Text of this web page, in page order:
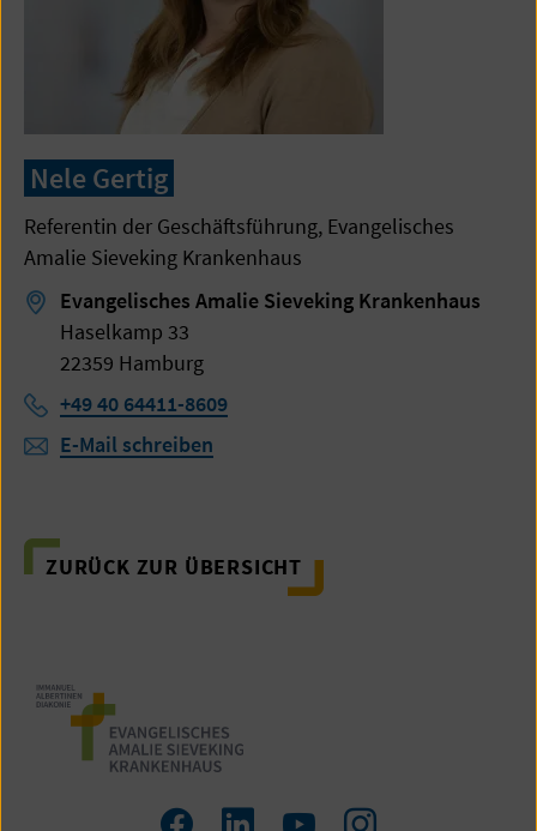
Nele Gertig
Referentin der Geschäftsführung, Evangelisches
Amalie Sieveking Krankenhaus
Evangelisches Amalie Sieveking Krankenhaus
Haselkamp 33
22359 Hamburg
Telefon:
+49 40 64411-8609
E-Mail schreiben
ZURÜCK ZUR ÜBERSICHT